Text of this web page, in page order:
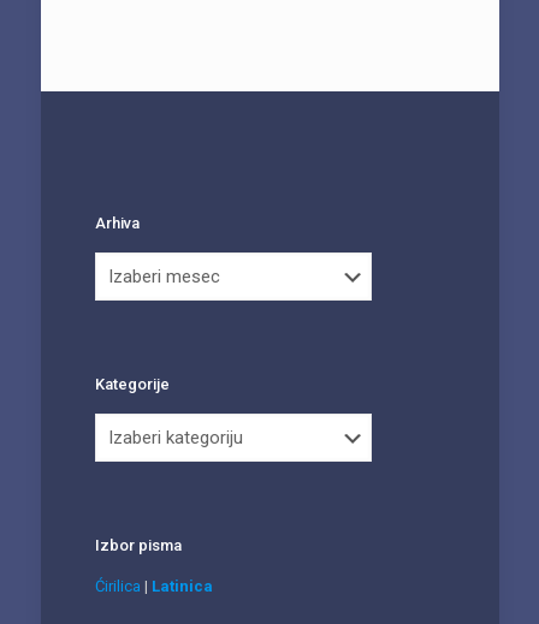
Arhiva
Kategorije
Izbor pisma
Ćirilica | Latinica